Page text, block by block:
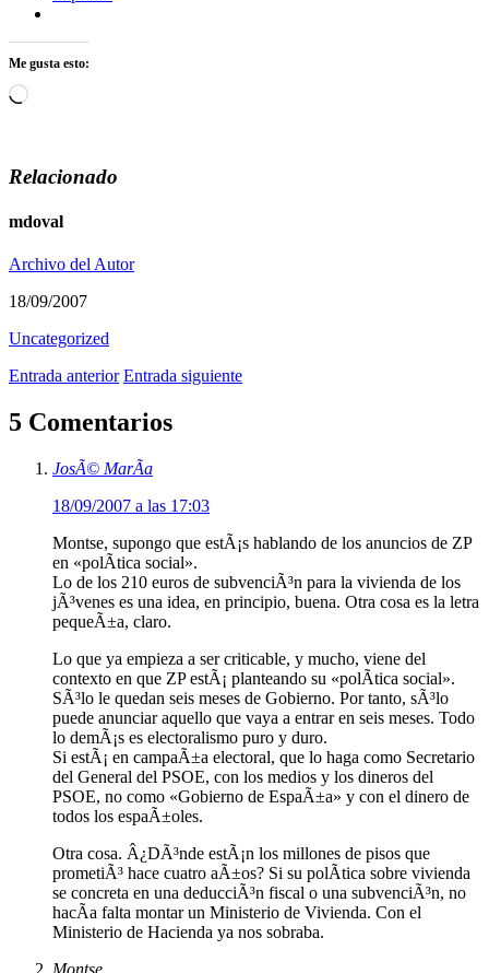
Me gusta esto:
Cargando...
Relacionado
mdoval
Archivo del Autor
18/09/2007
Uncategorized
Entrada anterior Entrada siguiente
5 Comentarios
JosÃ© MarÃ­a
18/09/2007 a las 17:03
Montse, supongo que estÃ¡s hablando de los anuncios de ZP
en «polÃ­tica social».
Lo de los 210 euros de subvenciÃ³n para la vivienda de los
jÃ³venes es una idea, en principio, buena. Otra cosa es la letra
pequeÃ±a, claro.
Lo que ya empieza a ser criticable, y mucho, viene del
contexto en que ZP estÃ¡ planteando su «polÃ­tica social».
SÃ³lo le quedan seis meses de Gobierno. Por tanto, sÃ³lo
puede anunciar aquello que vaya a entrar en seis meses. Todo
lo demÃ¡s es electoralismo puro y duro.
Si estÃ¡ en campaÃ±a electoral, que lo haga como Secretario
del General del PSOE, con los medios y los dineros del
PSOE, no como «Gobierno de EspaÃ±a» y con el dinero de
todos los espaÃ±oles.
Otra cosa. Â¿DÃ³nde estÃ¡n los millones de pisos que
prometiÃ³ hace cuatro aÃ±os? Si su polÃ­tica sobre vivienda
se concreta en una deducciÃ³n fiscal o una subvenciÃ³n, no
hacÃ­a falta montar un Ministerio de Vivienda. Con el
Ministerio de Hacienda ya nos sobraba.
Montse